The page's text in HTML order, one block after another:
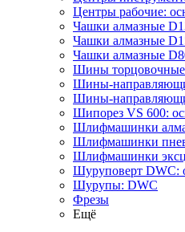
Центры рабочие:
Чашки алмазные
Чашки алмазные
Чашки алмазные
Шины торцовочные:
Шины-
Шины-
Шипорез VS 600:
Шлифмашинки
Шлифмашинки
Шлифмашинки
Шуруповерт DWC:
Шурупы: DWC
Фрезы
Ещё